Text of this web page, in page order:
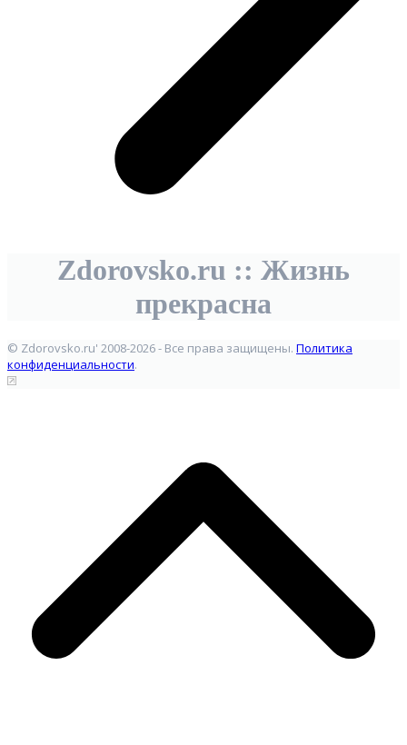
Zdorovsko.ru :: Жизнь
прекрасна
© Zdorovsko.ru' 2008-2026 - Все права защищены. Политика
конфиденциальности.